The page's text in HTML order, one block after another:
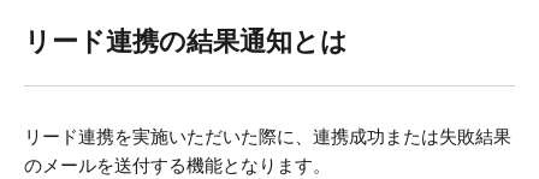
リード連携の結果通知とは
リード連携を実施いただいた際に、連携成功または失敗結果
のメールを送付する機能となります。